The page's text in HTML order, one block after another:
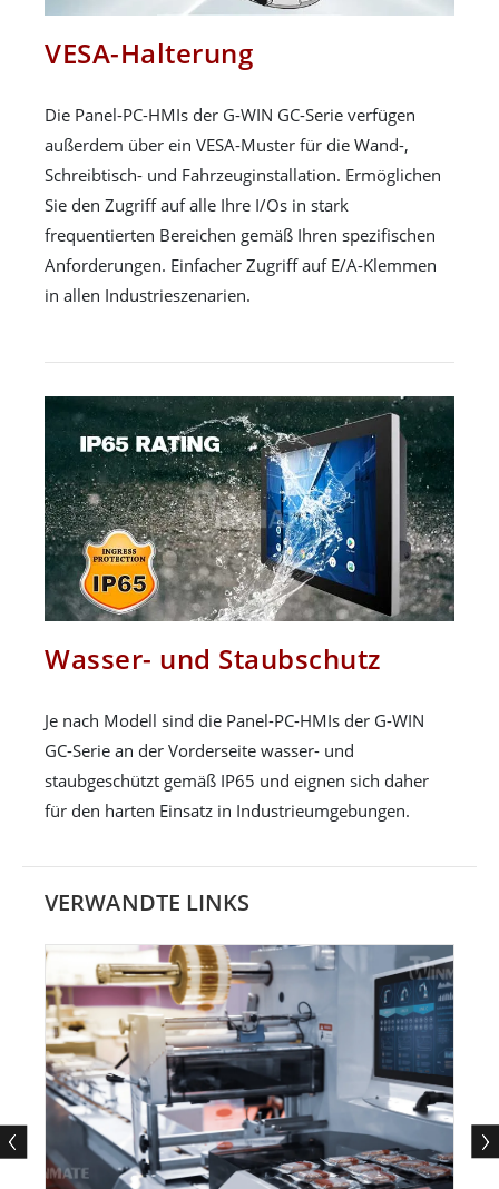
VESA-Halterung
Die Panel-PC-HMIs der G-WIN GC-Serie verfügen
außerdem über ein VESA-Muster für die Wand-,
Schreibtisch- und Fahrzeuginstallation. Ermöglichen
Sie den Zugriff auf alle Ihre I/Os in stark
frequentierten Bereichen gemäß Ihren spezifischen
Anforderungen. Einfacher Zugriff auf E/A-Klemmen
in allen Industrieszenarien.
Wasser- und Staubschutz
Je nach Modell sind die Panel-PC-HMIs der G-WIN
GC-Serie an der Vorderseite wasser- und
staubgeschützt gemäß IP65 und eignen sich daher
für den harten Einsatz in Industrieumgebungen.
VERWANDTE LINKS